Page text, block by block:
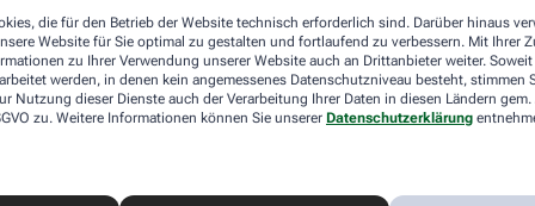
die für den Betrieb der Website technisch erforderlich sind. Darüber hinaus
Website für Sie optimal zu gestalten und fortlaufend zu verbessern. Mit Ihrer
zu Ihrer Verwendung unserer Website auch an Drittanbieter weiter. Soweit
werden, in denen kein angemessenes Datenschutzniveau besteht, stimmen
Nutzung dieser Dienste auch der Verarbeitung Ihrer Daten in diesen Ländern
zu. Weitere Informationen können Sie unserer Datenschutzerklärung
Sie Halsschmerzen und Schleimhautreizungen im
und -blüten selbst herstellen. Überbrühen Sie zwei
Nachdem er abgekühlt ist, gurgeln Sie damit mehrmals